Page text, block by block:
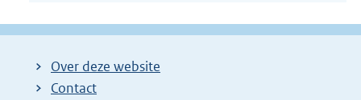
Over deze website
Contact